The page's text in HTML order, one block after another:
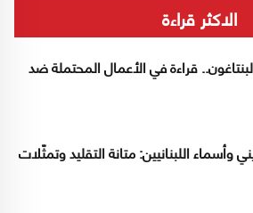
الاكثر قراءة
قراءة في الأعمال المحتملة ضد
وأسماء اللبنانيين: متانة التقليد وتمثّلات